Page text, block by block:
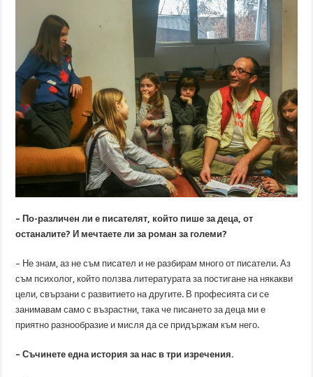
– По-различен ли е писателят, който пише за деца, от
останалите? И мечтаете ли за роман за големи?
– Не знам, аз не съм писател и не разбирам много от писатели. Аз
съм психолог, който ползва литературата за постигане на някакви
цели, свързани с развитието на другите. В професията си се
занимавам само с възрастни, така че писането за деца ми е
приятно разнообразие и мисля да се придържам към него.
– Съчинете една история за нас в три изречения.